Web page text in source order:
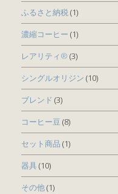
ふるさと納税(1)
濃縮コーヒー (1)
レアリティ® (3)
シングルオリジン (10)
ブレンド (3)
コーヒー豆 (8)
セット商品 (1)
器具(10)
その他(1)